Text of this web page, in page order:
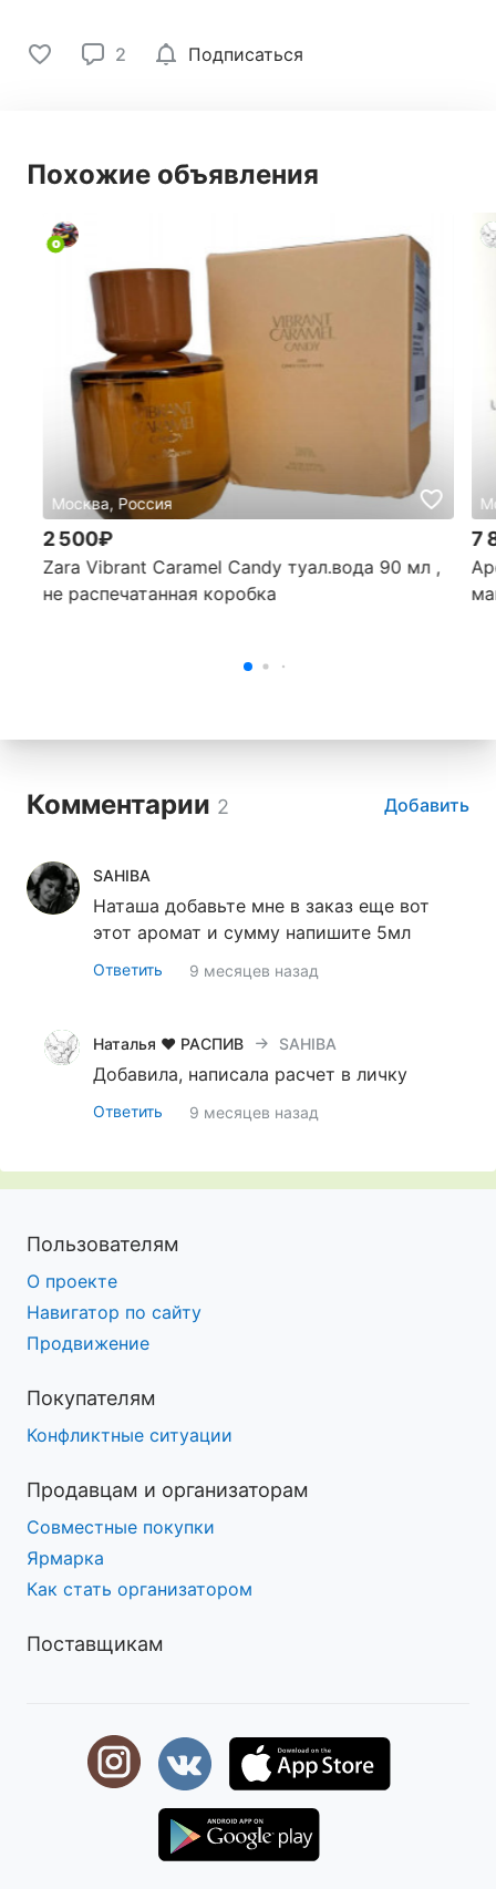
2 Подписаться
Похожие объявления
Москва, Россия
2 500₽
Zara Vibrant Caramel Candy туал.вода 90 мл ,
не распечатанная коробка
7
Комментарии 2 Добавить
SAHIBA
Наташа добавьте мне в заказ еще вот
этот аромат и сумму напишите 5мл
Ответить 9 месяцев назад
Наталья ♥ РАСПИВ селективной парфюмерии ♥
SAHIBA
Добавила, написала расчет в личку
Ответить 9 месяцев назад
Пользователям
О проекте
Навигатор по сайту
Продвижение
Покупателям
Конфликтные ситуации
Продавцам и организаторам
Совместные покупки
Ярмарка
Как стать организатором
Поставщикам